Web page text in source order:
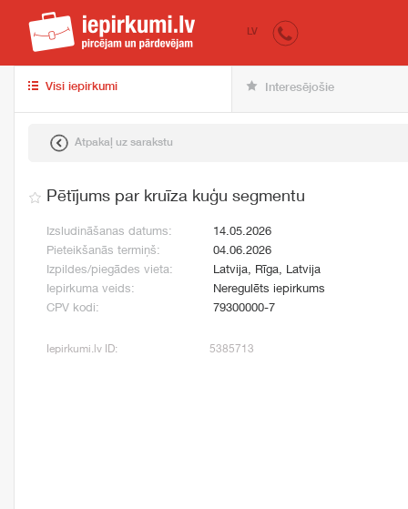
iepirkumi.lv
LV
Visi iepirkumi Interesējošie
Atpakaļ uz sarakstu
Pētījums par kruīza kuģu segmentu
Izsludināšanas datums:
14.05.2026
Pieteikšanās termiņš:
04.06.2026
Izpildes/piegādes vieta:
Latvija, Rīga, Latvija
Iepirkuma veids:
Neregulēts iepirkums
CPV kodi:
79300000-7
Iepirkumi.lv ID: 5385713